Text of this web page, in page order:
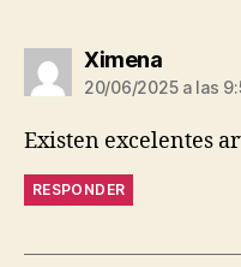
Ximenadice:
20/06/2025 a las
Existen excelentes
RESPONDER